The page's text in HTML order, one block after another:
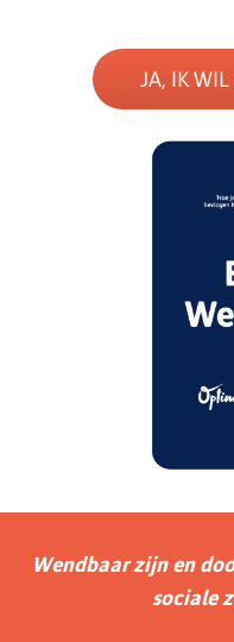
JA, IK
Wendbaar zijn en
sociale